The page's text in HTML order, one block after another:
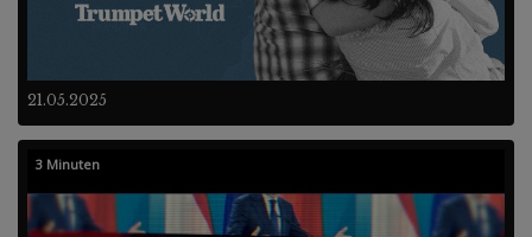
21.05.2025
3 Minuten